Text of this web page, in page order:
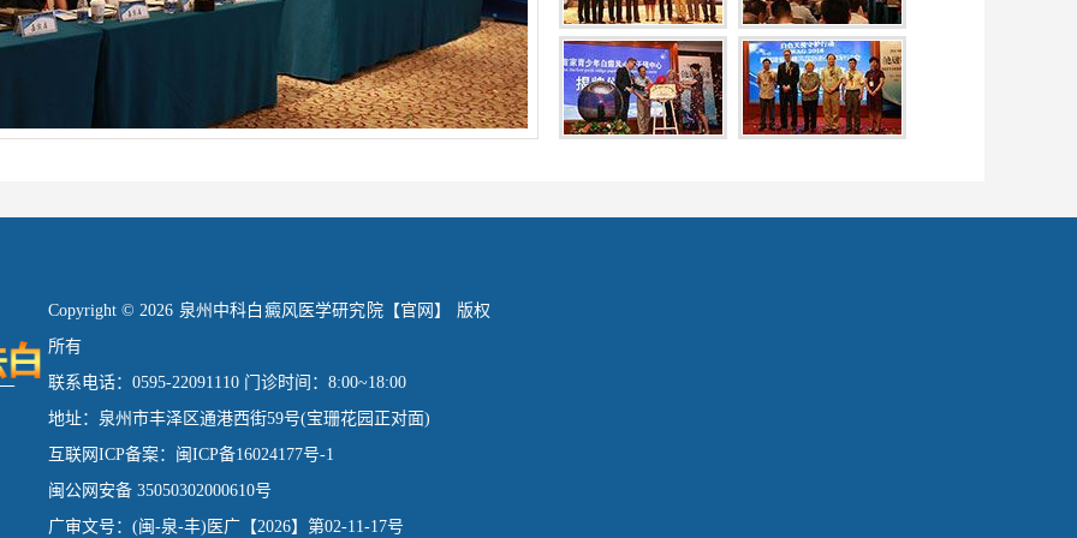
Copyright © 2026 泉州中科白癜风医学研究院【官网】 版权
所有
联系电话：0595-22091110 门诊时间：8:00~18:00
地址：泉州市丰泽区通港西街59号(宝珊花园正对面)
互联网ICP备案：闽ICP备16024177号-1
闽公网安备 35050302000610号
广审文号：(闽-泉-丰)医广【2026】第02-11-17号